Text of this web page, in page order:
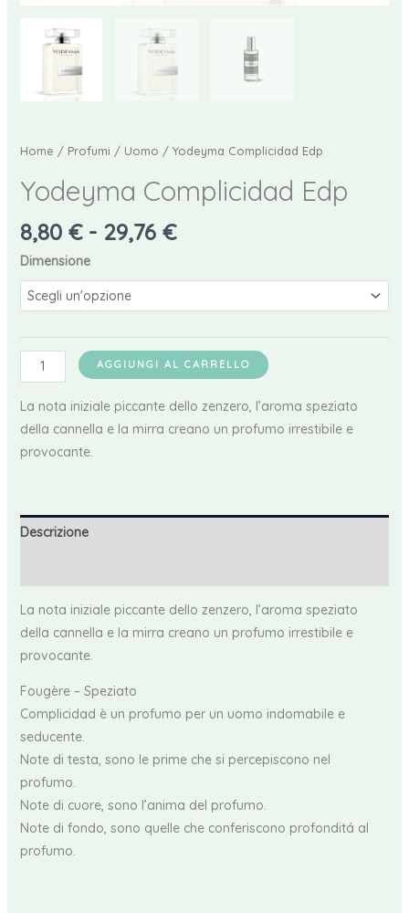
Home / Profumi / Uomo / Yodeyma Complicidad Edp
Yodeyma Complicidad Edp
8,80 € - 29,76 €Fascia
prezzo:
a
29,76 €
Dimensione
Yodeyma
Complicidad
Edp
quantità
AGGIUNGI AL CARRELLO
La nota iniziale piccante dello zenzero, l’aroma speziato
della cannella e la mirra creano un profumo irrestibile e
provocante.
Descrizione
La nota iniziale piccante dello zenzero, l’aroma speziato
della cannella e la mirra creano un profumo irrestibile e
provocante.
Fougère – Speziato
Complicidad è un profumo per un uomo indomabile e
seducente.
Note di testa, sono le prime che si percepiscono nel
profumo.
Note di cuore, sono l’anima del profumo.
Note di fondo, sono quelle che conferiscono profonditá al
profumo.